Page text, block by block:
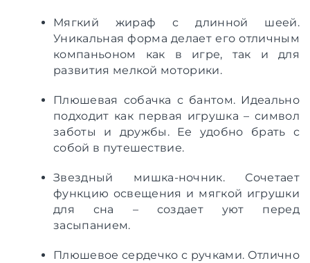
Мягкий жираф с длинной шеей.
Уникальная форма делает его отличным
компаньоном как в игре, так и для
развития мелкой моторики.
Плюшевая собачка с бантом. Идеально
подходит как первая игрушка – символ
заботы и дружбы. Ее удобно брать с
собой в путешествие.
Звездный мишка-ночник. Сочетает
функцию освещения и мягкой игрушки
для сна – создает уют перед
засыпанием.
Плюшевое сердечко с ручками. Отлично